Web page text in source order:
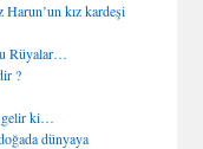
kız kardeşi
Rüyalar…
?
gelir ki…
dünyaya